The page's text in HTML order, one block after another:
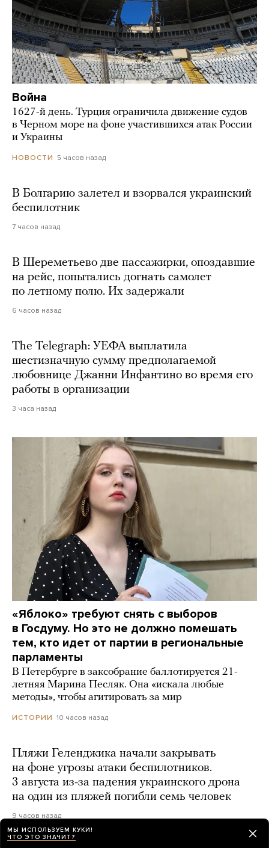
Война
1627-й день. Турция ограничила движение судов
в Черном море на фоне участившихся атак России
и Украины
НОВОСТИ 5 часов назад
В Болгарию залетел и взорвался украинский
беспилотник
7 часов назад
В Шереметьево две пассажирки, опоздавшие
на рейс, попытались догнать самолет
по летному полю. Их задержали
6 часов назад
The Telegraph: УЕФА выплатила
шестизначную сумму предполагаемой
любовнице Джанни Инфантино во время его
работы в организации
3 часа назад
«Яблоко» требуют снять с выборов
в Госдуму. Но это не должно помешать
тем, кто идет от партии в региональные
парламенты
В Петербурге в заксобрание баллотируется 21-
летняя Марина Песляк. Она «искала любые
методы», чтобы агитировать за мир
ИСТОРИИ 10 часов назад
Пляжи Геленджика начали закрывать
на фоне угрозы атаки беспилотников.
3 августа из-за падения украинского дрона
на один из пляжей погибли семь человек
9 часов назад
МЫ ИСПОЛЬЗУЕМ КУКИ!
ЧТО ЭТО ЗНАЧИТ?